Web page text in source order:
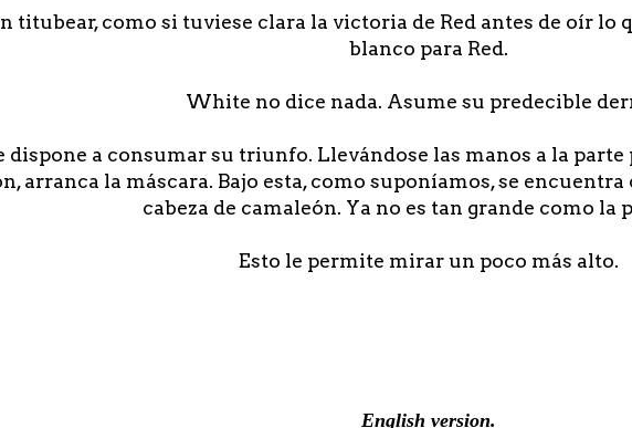
titubear, como si tuviese clara la victoria de Red antes de oír lo
blanco para Red.
White no dice nada. Asume su predecible
dispone a consumar su triunfo. Llevándose las manos a la parte
arranca la máscara. Bajo esta, como suponíamos, se
cabeza de camaleón. Ya no es tan grande como la
Esto le permite mirar un poco más alto.
English version.